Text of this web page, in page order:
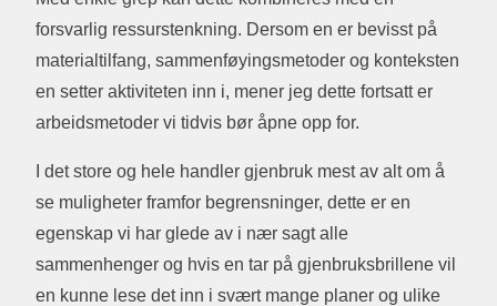
forsvarlig ressurstenkning. Dersom en er bevisst på
materialtilfang, sammenføyingsmetoder og konteksten
en setter aktiviteten inn i, mener jeg dette fortsatt er
arbeidsmetoder vi tidvis bør åpne opp for.
I det store og hele handler gjenbruk mest av alt om å
se muligheter framfor begrensninger, dette er en
egenskap vi har glede av i nær sagt alle
sammenhenger og hvis en tar på gjenbruksbrillene vil
en kunne lese det inn i svært mange planer og ulike